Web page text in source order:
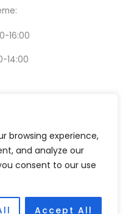
browsing experience,
and analyze our
consent to our use
Accept All
16:00
14:00